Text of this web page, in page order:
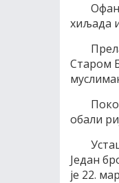
хиљада
Старом
обали
Један
је 22.